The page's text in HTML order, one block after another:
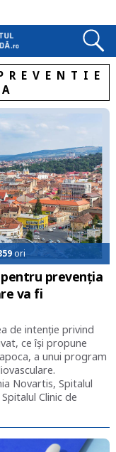
ori
prevenția
va fi
de intenție privind
ce își propune
a unui program
Novartis, Spitalul
Clinic de